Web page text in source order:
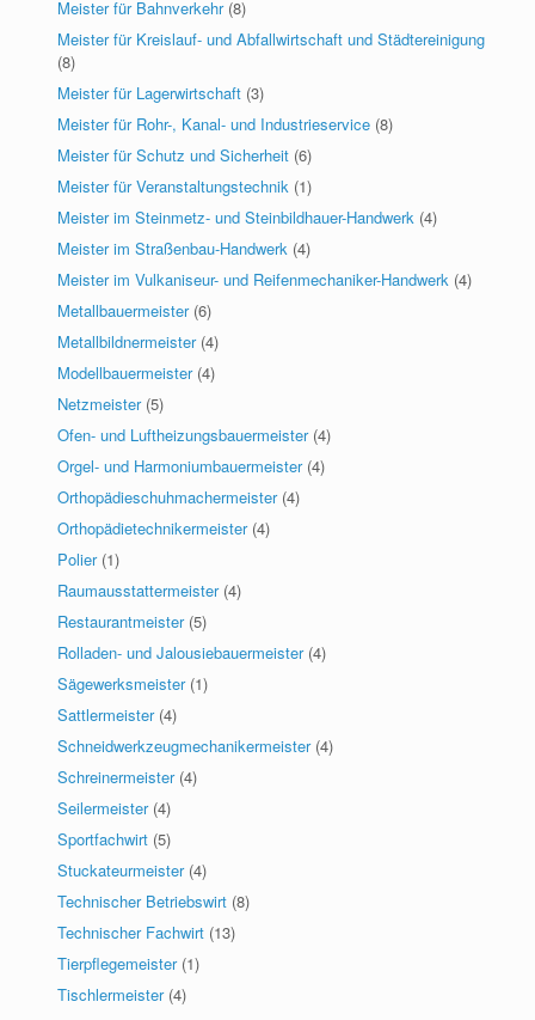
Meister für Bahnverkehr (8)
Meister für Kreislauf- und Abfallwirtschaft und Städtereinigung
(8)
Meister für Lagerwirtschaft (3)
Meister für Rohr-, Kanal- und Industrieservice (8)
Meister für Schutz und Sicherheit (6)
Meister für Veranstaltungstechnik (1)
Meister im Steinmetz- und Steinbildhauer-Handwerk (4)
Meister im Straßenbau-Handwerk (4)
Meister im Vulkaniseur- und Reifenmechaniker-Handwerk (4)
Metallbauermeister (6)
Metallbildnermeister (4)
Modellbauermeister (4)
Netzmeister (5)
Ofen- und Luftheizungsbauermeister (4)
Orgel- und Harmoniumbauermeister (4)
Orthopädieschuhmachermeister (4)
Orthopädietechnikermeister (4)
Polier (1)
Raumausstattermeister (4)
Restaurantmeister (5)
Rolladen- und Jalousiebauermeister (4)
Sägewerksmeister (1)
Sattlermeister (4)
Schneidwerkzeugmechanikermeister (4)
Schreinermeister (4)
Seilermeister (4)
Sportfachwirt (5)
Stuckateurmeister (4)
Technischer Betriebswirt (8)
Technischer Fachwirt (13)
Tierpflegemeister (1)
Tischlermeister (4)